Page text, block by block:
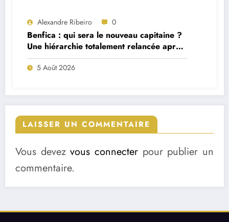
Alexandre Ribeiro 0
Benfica : qui sera le nouveau capitaine ?
Une hiérarchie totalement relancée après
deux départs majeurs
5 Août 2026
LAISSER UN COMMENTAIRE
Vous devezvous connecter pour publier un
commentaire.